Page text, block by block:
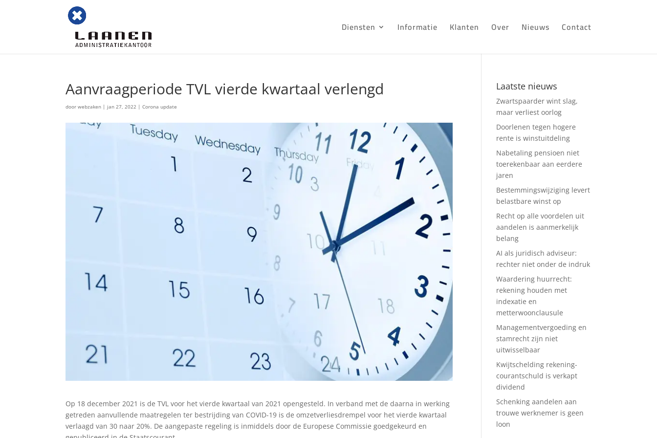
Diensten Informatie Klanten Over Nieuws Contact
Aanvraagperiode TVL vierde kwartaal verlengd
doorwebzaken | jan 27, 2022 |Corona update
Op 18 december 2021 is de TVL voor het vierde kwartaal van 2021 opengesteld. In verband met de daarna in werking
getreden aanvullende maatregelen ter bestrijding van COVID-19 is de omzetverliesdrempel voor het vierde kwartaal
verlaagd van 30 naar 20%. De aangepaste regeling is inmiddels door de Europese Commissie goedgekeurd en
Laatste nieuws
Zwartspaarder wint slag,
maar verliest oorlog
Doorlenen tegen hogere
rente is winstuitdeling
Nabetaling pensioen niet
toerekenbaar aan eerdere
jaren
Bestemmingswijziging levert
belastbare winst op
Recht op alle voordelen uit
aandelen is aanmerkelijk
belang
AI als juridisch adviseur:
rechter niet onder de indruk
Waardering huurrecht:
rekening houden met
indexatie en
metterwoonclausule
Managementvergoeding en
stamrecht zijn niet
uitwisselbaar
Kwijtschelding rekening-
courantschuld is verkapt
dividend
Schenking aandelen aan
trouwe werknemer is geen
loon